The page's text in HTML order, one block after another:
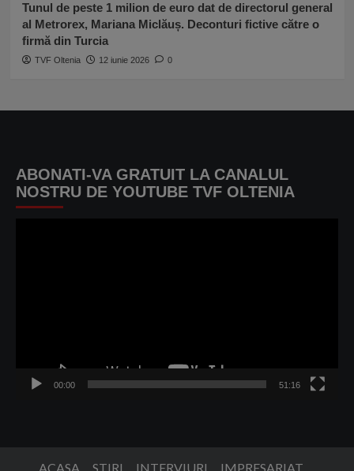
Tunul de peste 1 milion de euro dat de directorul general
al Metrorex, Mariana Miclăuș. Deconturi fictive către o
firmă din Turcia
TVF Oltenia 12 iunie 2026 0
ABONATI-VA GRATUIT LA CANALUL
NOSTRU DE YOUTUBE TVF OLTENIA
00:00 51:16
ACASA STIRI INTERVIURI IMPRESARIAT